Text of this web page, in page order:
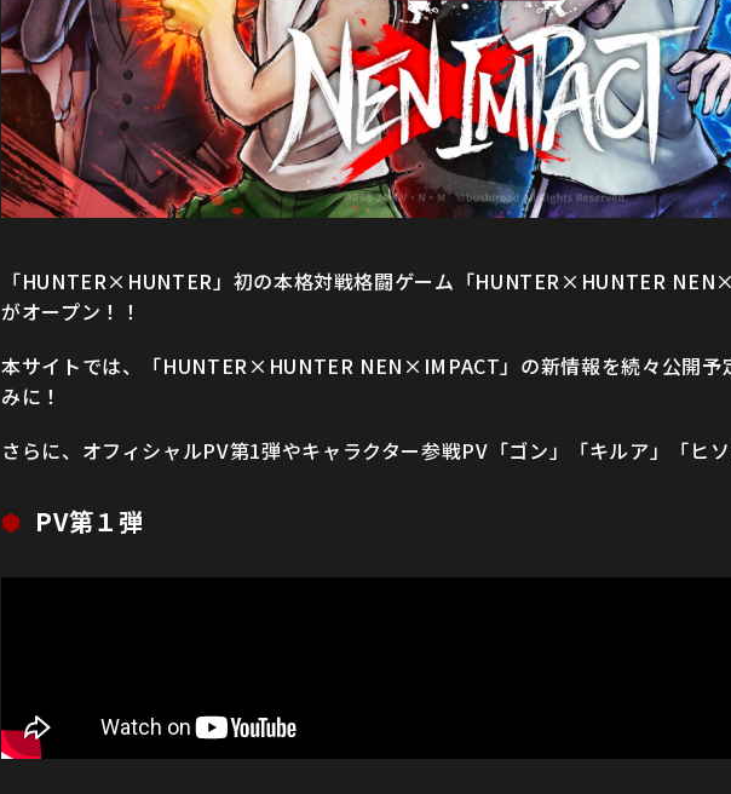
「HUNTER×HUNTER」初の本格対戦格闘ゲーム「HUNTER×HUNTER
がオープン！！
本サイトでは、「HUNTER×HUNTER NEN×IMPACT」の新情報を続々公開予
みに！
さらに、オフィシャルPV第1弾やキャラクター参戦PV「ゴン」「キルア」「ヒソ
PV第１弾